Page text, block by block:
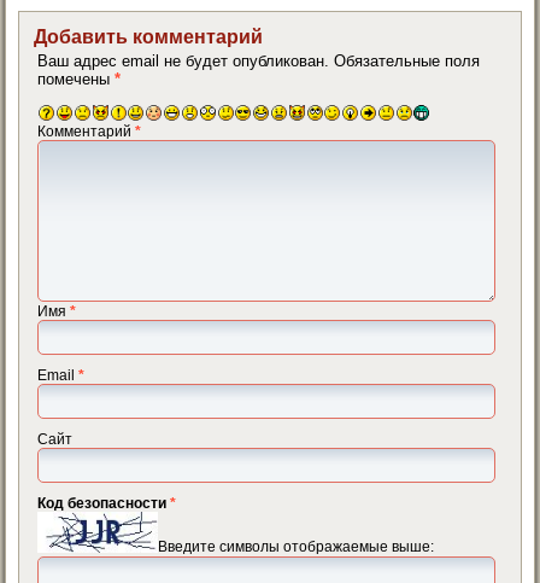
Добавить комментарий
Ваш адрес email не будет опубликован. Обязательные поля
помечены*
Комментарий*
Имя*
Email*
Сайт
Код безопасности*
Введите символы отображаемые выше: